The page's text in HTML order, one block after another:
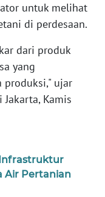
untuk melihat
di perdesaan.
dari produk
yang
produksi," ujar
Kamis
Infrastruktur
Air Pertanian